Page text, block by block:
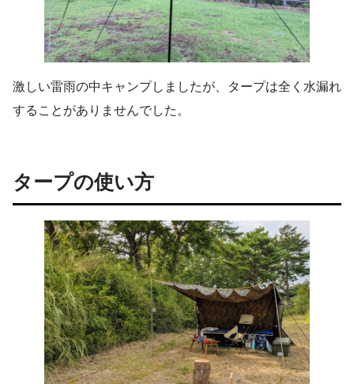
激しい雷雨の中キャンプしましたが、タープは全く水漏れ
することがありませんでした。
タープの使い方